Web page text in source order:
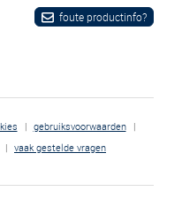
foute productinfo?
| gebruiksvoorwaarden
|
| vaak gestelde vragen